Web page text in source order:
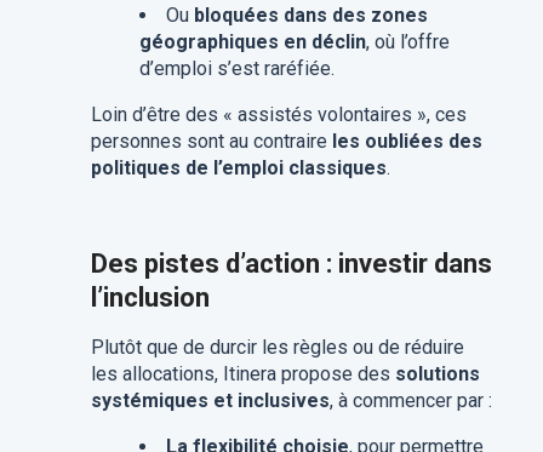
Ou bloquées dans des zones
géographiques en déclin, où l’offre
d’emploi s’est raréfiée.
Loin d’être des « assistés volontaires », ces
personnes sont au contraire les oubliées des
politiques de l’emploi classiques.
Des pistes d’action : investir dans
l’inclusion
Plutôt que de durcir les règles ou de réduire
les allocations, Itinera propose des solutions
systémiques et inclusives, à commencer par :
La flexibilité choisie, pour permettre